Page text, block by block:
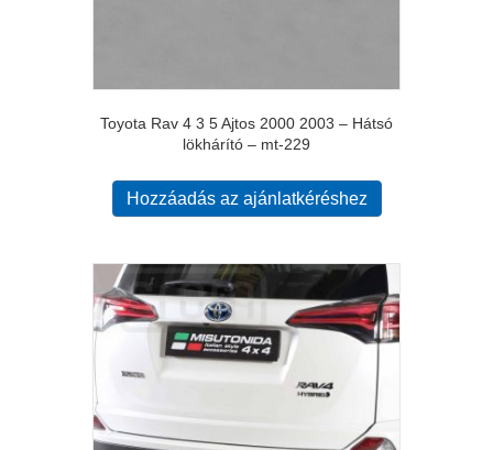
Toyota Rav 4 3 5 Ajtos 2000 2003 – Hátsó
lökhárító – mt-229
Hozzáadás az ajánlatkéréshez